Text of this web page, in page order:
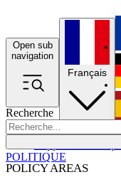
Open sub
navigation
Recherche
POLICY AREAS
Français
POLITIQUE